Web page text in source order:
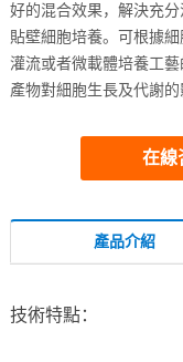
好的混合效果，解決充
貼壁細胞培養。可根據
灌流或者微載體培養工
產物對細胞生長及代謝
在線
產品介紹
技術特點：